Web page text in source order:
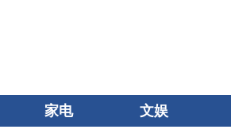
家电 文娱